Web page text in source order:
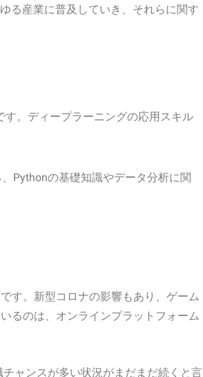
る産業に普及していき、それらに関す
。ディープラーニングの応用スキル
Pythonの基礎知識やデータ分析に関
す。新型コロナの影響もあり、ゲーム
るのは、オンラインプラットフォーム
ャンスが多い状況がまだまだ続くと言